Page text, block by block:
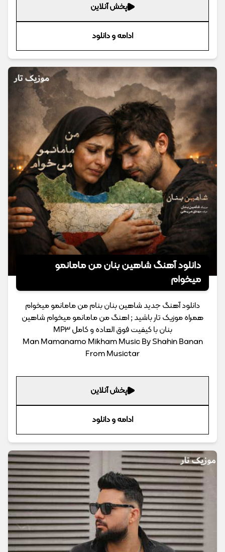
پخش آنلاین
ادامه و دانلود
دانلود آهنگ شاهین بنان من مامانمو
میخوام
دانلود آهنگ جدید شاهین بنان بنام من مامانمو میخوام
همراه موزیک تار باشید ; اهنگ من مامانمو میخوام شاهین
بنان با کیفیت فوق العاده و کامل MP3
Man Mamanamo Mikham Music By Shahin Banan
From Musictar
پخش آنلاین
ادامه و دانلود